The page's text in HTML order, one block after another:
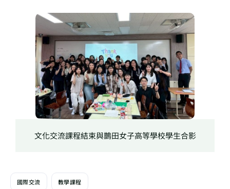
文化交流課程結束與鵲田女子高等學校學生合影
國際交流 教學課程